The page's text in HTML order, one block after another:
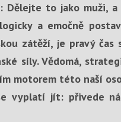
Dělejte to jako muži,
a emočně
zátěží, je pravý
síly. Vědomá,
motorem této naší
vyplatí jít: přivede